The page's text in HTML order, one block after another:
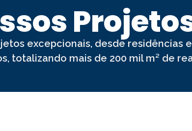
excepcionais, desde residências
totalizando mais de 200 mil m² de